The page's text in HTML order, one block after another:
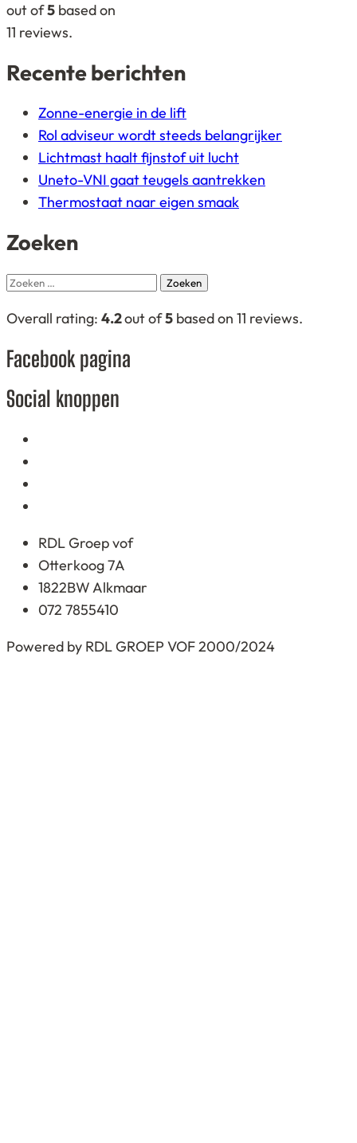
on
12.345
out of5 based on
11 reviews.
Recente berichten
Zonne-energie in de lift
Rol adviseur wordt steeds belangrijker
Lichtmast haalt fijnstof uit lucht
Uneto-VNI gaat teugels aantrekken
Thermostaat naar eigen smaak
Zoeken
Zoeken
4,2
based
12.345
Overall rating: 4.2out of5 based on 11 reviews.
Facebook pagina
Social knoppen
RDL Groep vof
Otterkoog 7A
1822BW Alkmaar
072 7855410
Powered by RDL GROEP VOF 2000/2024